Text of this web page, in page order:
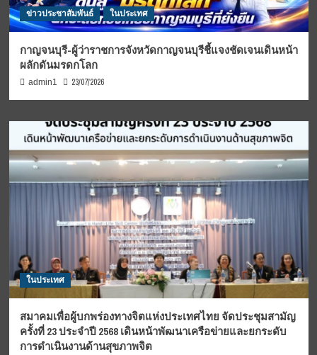
ข่าวประชาสัมพันธ์ ในประเทศ
กาญจนบุรี-ผู้ว่าราชการจังหวัดกาญจนบุรีชี้แจงชัดเจนเดินหน้า
ผลักดันมรดกโลก
admin1 23/07/2026
ในประเทศ
สมาคมเพื่อผู้บกพร่องทางจิตแห่งประเทศไทย จัดประชุมสามัญ
ครั้งที่ 23 ประจำปี 2568 เดินหน้าพัฒนาเครือข่ายและยกระดับ
การดำเนินงานด้านสุขภาพจิต